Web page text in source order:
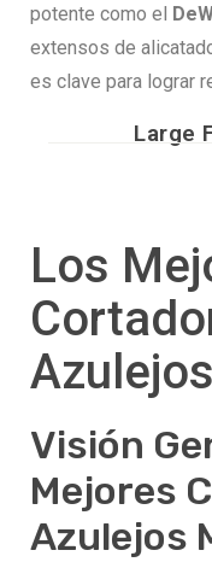
potente como el
extensos de
es clave para lograr
Large
Los
Visión
Mejores
Azulejos